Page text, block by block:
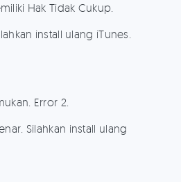
Hak Tidak Cukup.
install ulang iTunes.
Error 2.
Silahkan install ulang